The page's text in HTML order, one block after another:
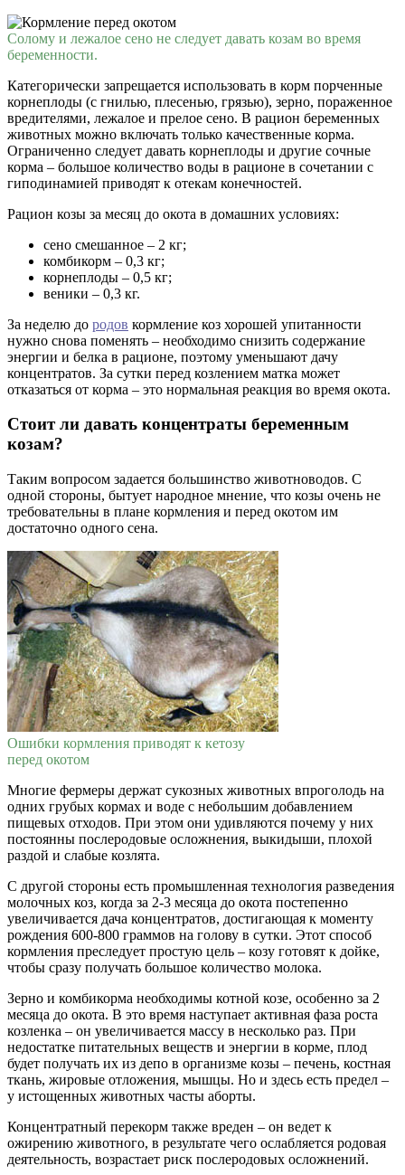
Солому и лежалое сено не следует давать козам во время
беременности.
Категорически запрещается использовать в корм порченные
корнеплоды (с гнилью, плесенью, грязью), зерно, пораженное
вредителями, лежалое и прелое сено. В рацион беременных
животных можно включать только качественные корма.
Ограниченно следует давать корнеплоды и другие сочные
корма – большое количество воды в рационе в сочетании с
гиподинамией приводят к отекам конечностей.
Рацион козы за месяц до окота в домашних условиях:
сено смешанное – 2 кг;
комбикорм – 0,3 кг;
корнеплоды – 0,5 кг;
веники – 0,3 кг.
За неделю до родов кормление коз хорошей упитанности
нужно снова поменять – необходимо снизить содержание
энергии и белка в рационе, поэтому уменьшают дачу
концентратов. За сутки перед козлением матка может
отказаться от корма – это нормальная реакция во время окота.
Стоит ли давать концентраты беременным
козам?
Таким вопросом задается большинство животноводов. С
одной стороны, бытует народное мнение, что козы очень не
требовательны в плане кормления и перед окотом им
достаточно одного сена.
Ошибки кормления приводят к кетозу
перед окотом
Многие фермеры держат сукозных животных впроголодь на
одних грубых кормах и воде с небольшим добавлением
пищевых отходов. При этом они удивляются почему у них
постоянны послеродовые осложнения, выкидыши, плохой
раздой и слабые козлята.
С другой стороны есть промышленная технология разведения
молочных коз, когда за 2-3 месяца до окота постепенно
увеличивается дача концентратов, достигающая к моменту
рождения 600-800 граммов на голову в сутки. Этот способ
кормления преследует простую цель – козу готовят к дойке,
чтобы сразу получать большое количество молока.
Зерно и комбикорма необходимы котной козе, особенно за 2
месяца до окота. В это время наступает активная фаза роста
козленка – он увеличивается массу в несколько раз. При
недостатке питательных веществ и энергии в корме, плод
будет получать их из депо в организме козы – печень, костная
ткань, жировые отложения, мышцы. Но и здесь есть предел –
у истощенных животных часты аборты.
Концентратный перекорм также вреден – он ведет к
ожирению животного, в результате чего ослабляется родовая
деятельность, возрастает риск послеродовых осложнений.